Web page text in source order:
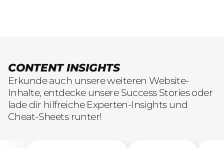
CONTENT INSIGHTS
Erkunde auch unsere weiteren Website-
Inhalte, entdecke unsere Success Stories oder
lade dir hilfreiche Experten-Insights und
Cheat-Sheets runter!